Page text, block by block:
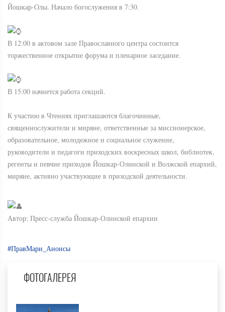
Йошкар-Олы. Начало богослужения в 7:30.
В 12:00 в актовом зале Православного центра состоится
торжественное открытие форума и пленарное заседание.
В 15:00 начнется работа секций.
К участию в Чтениях приглашаются благочинные,
священнослужители и миряне, ответственные за миссионерское,
образовательное, молодежное и социальное служение,
руководители и педагоги приходских воскресных школ, библиотек,
регенты и певчие приходов Йошкар-Олинской и Волжской епархий,
миряне, активно участвующие в приходской деятельности.
Автор: Пресс-служба Йошкар-Олинской епархии
#ПравМари_Анонсы
ФОТОГАЛЕРЕЯ